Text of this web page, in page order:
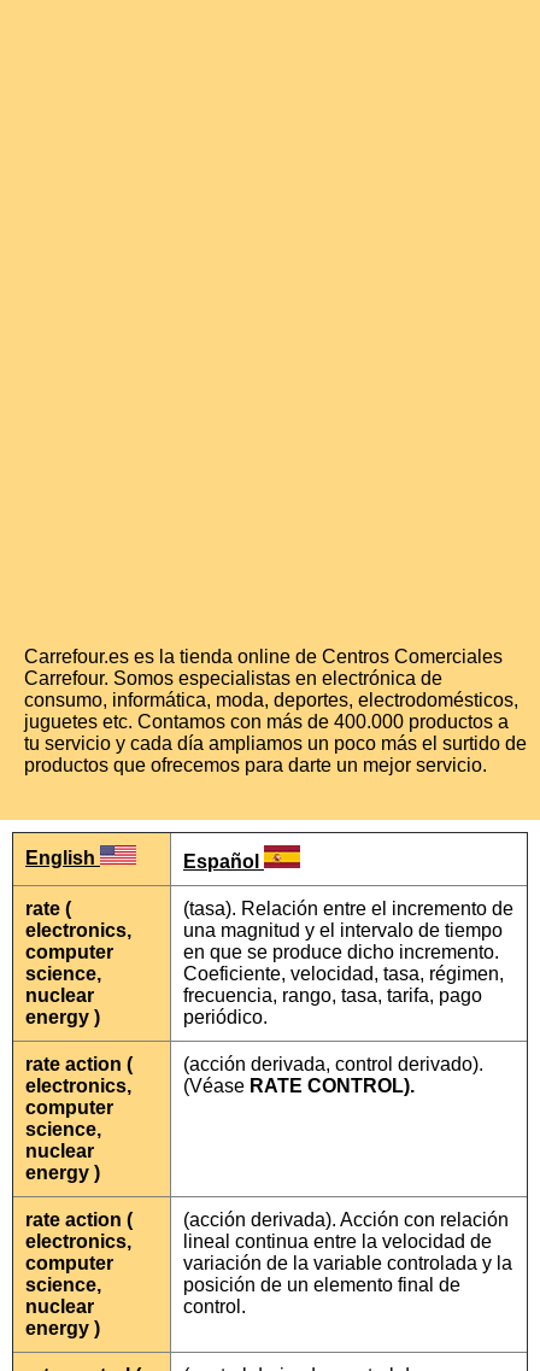
Carrefour.es es la tienda online de Centros Comerciales
Carrefour. Somos especialistas en electrónica de
consumo, informática, moda, deportes, electrodomésticos,
juguetes etc. Contamos con más de 400.000 productos a
tu servicio y cada día ampliamos un poco más el surtido de
productos que ofrecemos para darte un mejor servicio.
English Español
rate (
electronics,
computer
science,
nuclear
energy )
(tasa). Relación entre el incremento de
una magnitud y el intervalo de tiempo
en que se produce dicho incremento.
Coeficiente, velocidad, tasa, régimen,
frecuencia, rango, tasa, tarifa, pago
periódico.
rate action (
electronics,
computer
science,
nuclear
energy )
(acción derivada, control derivado).
(Véase RATE CONTROL).
rate action (
electronics,
computer
science,
nuclear
energy )
(acción derivada). Acción con relación
lineal continua entre la velocidad de
variación de la variable controlada y la
posición de un elemento final de
control.